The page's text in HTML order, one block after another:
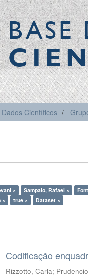
BASE
Dados Científicos
× Sampaio, Rafael ×
× true × Dataset ×
Codificação
Rizzotto, Carla;